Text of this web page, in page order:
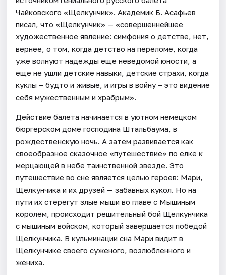
Чайковского «Щелкунчик». Академик Б. Асафьев
писал, что «Щелкунчик» — «совершеннейшее
художественное явление: симфония о детстве, нет,
вернее, о том, когда детство на переломе, когда
уже волнуют надежды еще неведомой юности, а
еще не ушли детские навыки, детские страхи, когда
куклы – будто и живые, и игры в войну – это видение
себя мужественным и храбрым».
Действие балета начинается в уютном немецком
бюргерском доме господина Штальбаума, в
рождественскую ночь. А затем развивается как
своеобразное сказочное «путешествие» по елке к
мерцающей в небе таинственной звезде. Это
путешествие во сне является целью героев: Мари,
Щелкунчика и их друзей — забавных кукол. Но на
пути их стерегут злые мыши во главе с Мышиным
королем, происходит решительный бой Щелкунчика
с мышиным войском, который завершается победой
Щелкунчика. В кульминации сна Мари видит в
Щелкунчике своего суженого, возлюбленного и
жениха.